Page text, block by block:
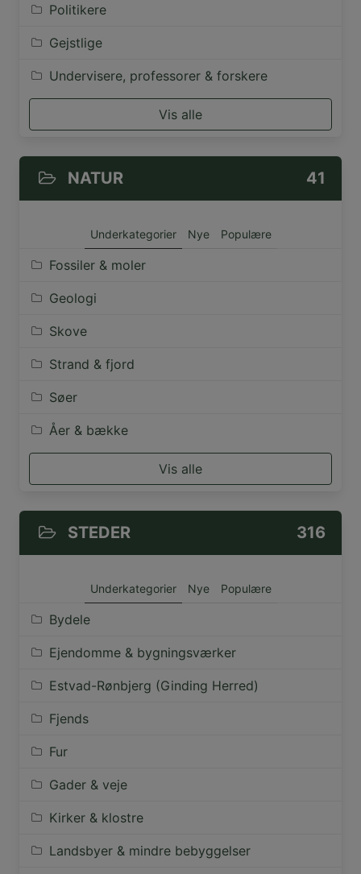
Politikere
Gejstlige
Undervisere, professorer & forskere
Vis alle
NATUR 41
Underkategorier Nye Populære
Fossiler & moler
Geologi
Skove
Strand & fjord
Søer
Åer & bække
Vis alle
STEDER 316
Underkategorier Nye Populære
Bydele
Ejendomme & bygningsværker
Estvad-Rønbjerg (Ginding Herred)
Fjends
Fur
Gader & veje
Kirker & klostre
Landsbyer & mindre bebyggelser